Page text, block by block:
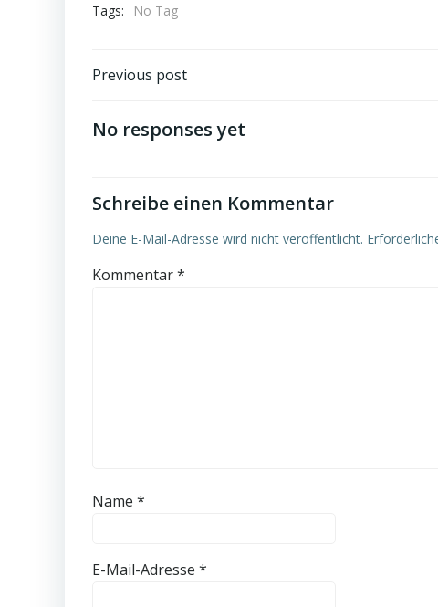
Tags:
No Tag
Post
navigation
Previous post
No responses yet
Schreibe einen Kommentar
Deine E-Mail-Adresse wird nicht veröffentlicht.
Kommentar*
Name *
E-Mail-Adresse *